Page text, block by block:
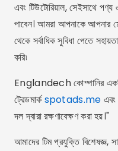
এবং টিউটোরিয়াল, সেইসাথে পণ্য
পাবেন। আমরা আপনাকে আপনার
থেকে সর্বাধিক সুবিধা পেতে
করি৷
Englandech কোম্পানির
ট্রেডমার্কspotads.me এবং
দল দ্বারা রক্ষণাবেক্ষণ করা হয়।"
আমাদের টিম প্রযুক্তি বিশেষজ্ঞ,